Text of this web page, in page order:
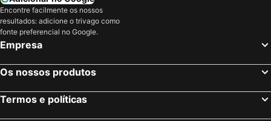
Encontre facilmente os nossos
resultados: adicione o trivago como
fonte preferencial no Google.
Empresa
Os nossos produtos
Termos e políticas